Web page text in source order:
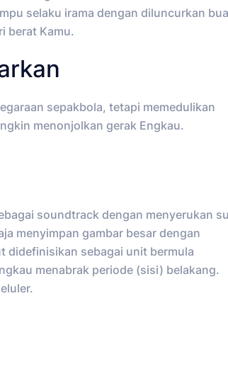
selaku irama dengan diluncurkan
berat Kamu.
sepakbola, tetapi memedulikan
menonjolkan gerak Engkau.
soundtrack dengan menyerukan
menyimpan gambar besar dengan
didefinisikan sebagai unit bermula
menabrak periode (sisi) belakang.